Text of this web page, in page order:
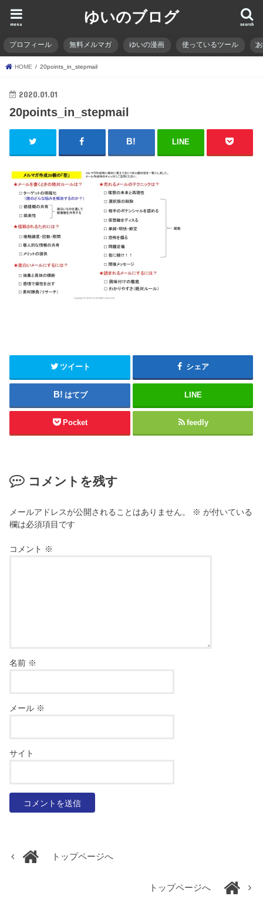
ゆいのブログ search
menu
プロフィール 無料メルマガ ゆいの漫画 使っているツール
HOME 20points_in_stepmail
2020.01.01
20points_in_stepmail
LINE
ツイート シェア
はてブ LINE
Pocket feedly
コメントを残す
メールアドレスが公開されることはありません。 ※ が付いている
欄は必須項目です
コメント ※
名前 ※
メール ※
サイト
トップページへ
トップページへ